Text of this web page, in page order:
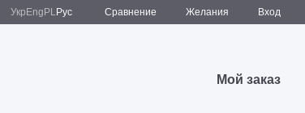
Укр Eng PLРус Сравнение Желания Вход
Мой заказ